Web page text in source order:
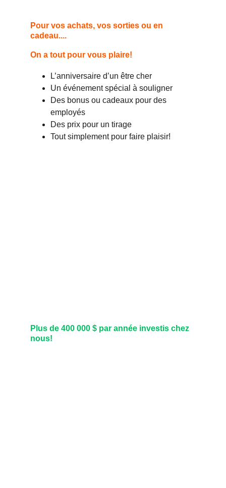
L’anniversaire d’un être cher
Un événement spécial à souligner
Des bonus ou cadeaux pour des
employés
Des prix pour un tirage
Tout simplement pour faire plaisir!
Pour vos achats, vos sorties ou en
cadeau....
On a tout pour vous plaire!
Plus de 400 000 $ par année investis chez
nous!